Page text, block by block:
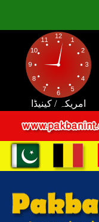
امریکہ / کینیڈا